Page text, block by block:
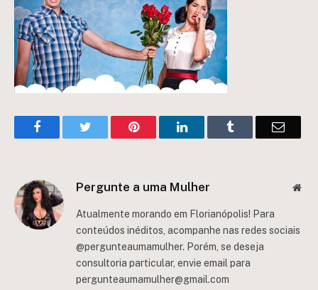
FacebookTwitter Pinterest LinkedInTumblr Email
Pergunte a uma Mulher
Atualmente morando em Florianópolis! Para
conteúdos inéditos, acompanhe nas redes sociais
@pergunteaumamulher. Porém, se deseja
consultoria particular, envie email para
pergunteaumamulher@gmail.com